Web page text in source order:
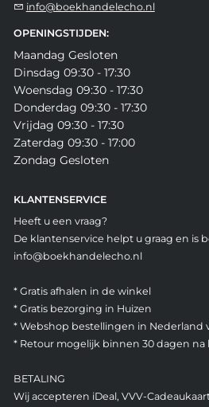
info@boekhandelecho.nl
OPENINGSTIJDEN:
Maandag Gesloten
Dinsdag 09:30 - 17:30
Woensdag 09:30 - 17:30
Donderdag 09:30 - 17:30
Vrijdag 09:30 - 17:30
Zaterdag 09:30 - 17:00
Zondag Gesloten
KLANTENSERVICE
Heeft u een vraag?
De klantenservice helpt u graag en is
info@boekhandelecho.nl
* Gratis afhalen in de winkel
* Gratis bezorging in Huizen
* Webshop bestellingen in Nederland
* Retour mogelijk binnen 30 dagen na
BETALING
Wij accepteren iDeal, VVV-